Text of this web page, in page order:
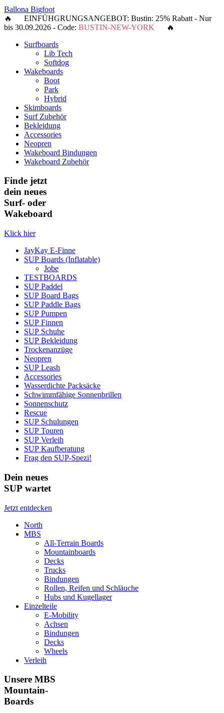
Ballona Bigfoot
🔥 EINFÜHGRUNGSANGEBOT: Bustin: 25% Rabatt - Nur
bis 30.09.2026 - Code: BUSTIN-NEW-YORK 🔥
Surfboards
Lib Tech
Softdog
Wakeboards
Boot
Park
Hybrid
Skimboards
Surf Zubehör
Bekleidung
Accessories
Neopren
Wakeboard Bindungen
Wakeboard Zubehör
Finde jetzt
dein neues
Surf- oder
Wakeboard
Klick hier
JayKay E-Finne
SUP Boards (Inflatable)
Jobe
TESTBOARDS
SUP Paddel
SUP Board Bags
SUP Paddle Bags
SUP Pumpen
SUP Finnen
SUP Schuhe
SUP Bekleidung
Trockenanzüge
Neopren
SUP Leash
Accessories
Wasserdichte Packsäcke
Schwimmfähige Sonnenbrillen
Sonnenschutz
Rescue
SUP Schulungen
SUP Touren
SUP Verleih
SUP Kaufberatung
Frag den SUP-Spezi!
Dein neues
SUP wartet
Jetzt entdecken
North
MBS
All-Terrain Boards
Mountainboards
Decks
Trucks
Bindungen
Rollen, Reifen und Schläuche
Hubs und Kugellager
Einzelteile
E-Mobility
Achsen
Bindungen
Decks
Wheels
Verleih
Unsere MBS
Mountain-
Boards